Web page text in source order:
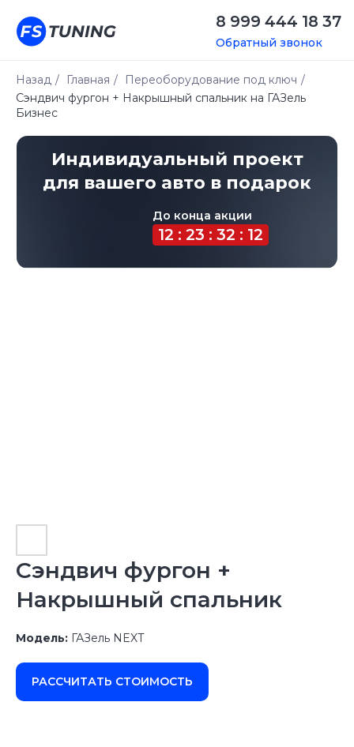
8 999 444 18 37
Обратный звонок
Назад / Главная / Переоборудование под ключ /
Сэндвич фургон + Накрышный спальник на ГАЗель
БизнесИндивидуальный проект
До конца акции
12 : 23 : 32 : 12
Сэндвич фургон +
Накрышный спальник
Модель: ГАЗель NEXT
РАССЧИТАТЬ СТОИМОСТЬ